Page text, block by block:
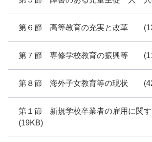
第６節 高等教育の充実と改革
第７節 専修学校教育の振興等
第８節 海外子女教育等の現状
第１節 新規学校卒業者の雇用に
(19KB)